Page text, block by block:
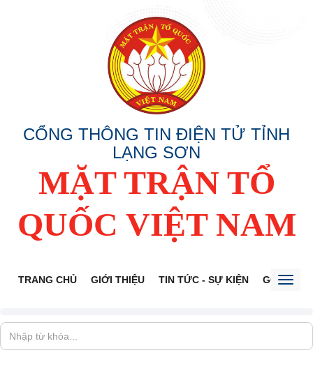
CỔNG THÔNG TIN ĐIỆN TỬ TỈNH
LẠNG SƠN
MẶT TRẬN TỔ
QUỐC VIỆT NAM
TRANG CHỦ GIỚI THIỆU TIN TỨC - SỰ KIỆN GÓP Ý